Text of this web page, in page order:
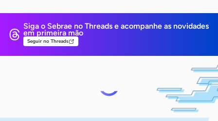
Siga o Sebrae no Threads e acompanhe as novidades
em primeira mão
Seguir no Threads